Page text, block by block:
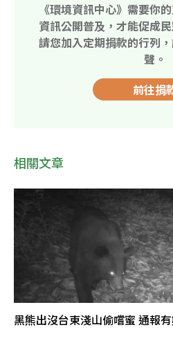
《環境資訊中心》需要你
資訊公開普及，才能促成
請您加入定期捐款的行列
聲。
前往捐
相關文章
黑熊出沒台東淺山偷嚐蜜 通報